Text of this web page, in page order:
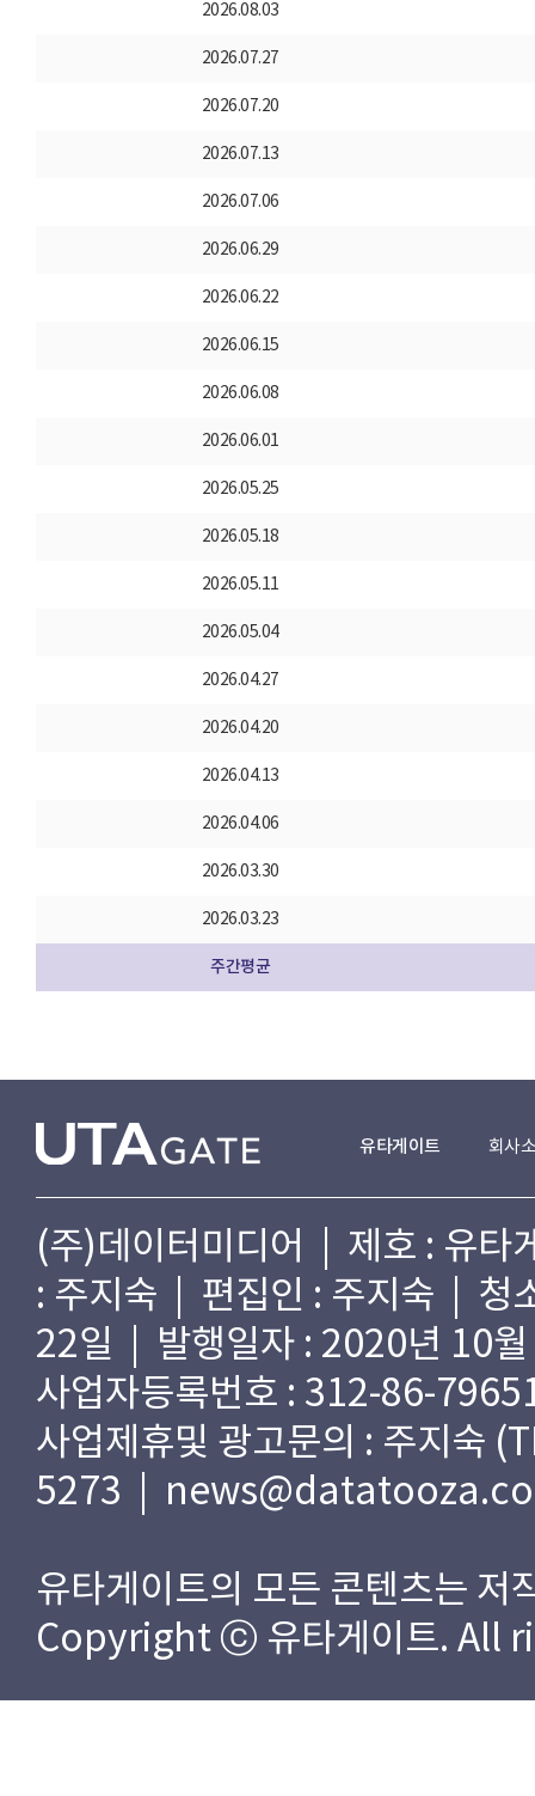
2026.08.03
2026.07.27
2026.07.20
2026.07.13
2026.07.06
2026.06.29
2026.06.22
2026.06.15
2026.06.08
2026.06.01
2026.05.25
2026.05.18
2026.05.11
2026.05.04
2026.04.27
2026.04.20
2026.04.13
2026.04.06
2026.03.30
2026.03.23
주간평균
유타게이트 회사
(주)데이터미디어 | 제호 : 유
: 주지숙 | 편집인 : 주지숙 | 청
22일 | 발행일자 : 2020년 10
사업자등록번호 : 312-86-
사업제휴및 광고문의 : 주지숙
5273 |
유타게이트의 모든 콘텐츠는 저
Copyright ⓒ 유타게이트. All